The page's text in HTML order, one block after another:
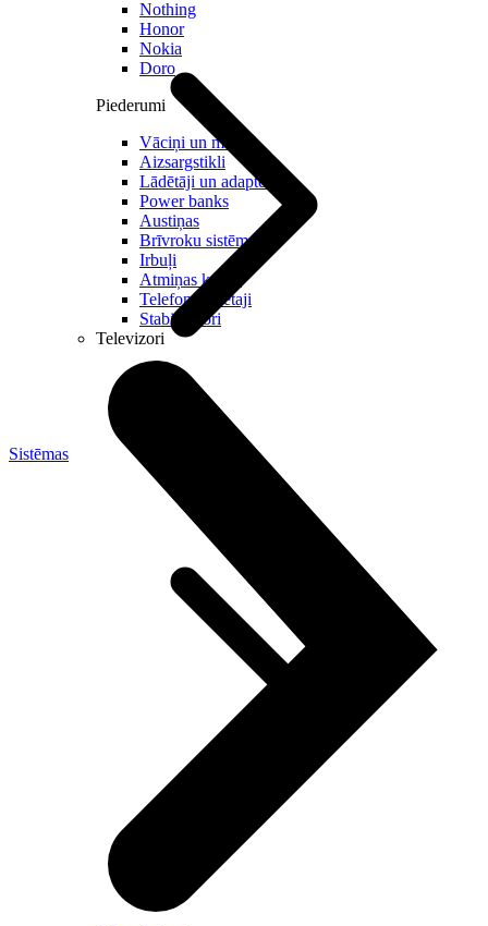
Nothing
Honor
Nokia
Doro
Piederumi
Vāciņi un maciņi
Aizsargstikli
Lādētāji un adapteri
Power banks
Austiņas
Brīvroku sistēmas
Irbuļi
Atmiņas kartes
Telefonu turētaji
Stabilizatori
Televizori
Sistēmas